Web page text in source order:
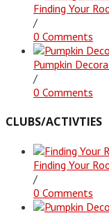
Finding Your
/
0 Comments
Pumpkin
/
0 Comments
CLUBS/ACTIVTIES
Finding Your
/
0 Comments